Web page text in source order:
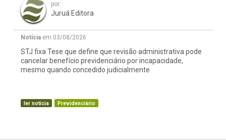
por:
Juruá Editora
Notícia em 03/08/2026
STJ fixa Tese que define que revisão administrativa pode
cancelar benefício previdenciário por incapacidade,
mesmo quando concedido judicialmente
ler notícia Previdenciário